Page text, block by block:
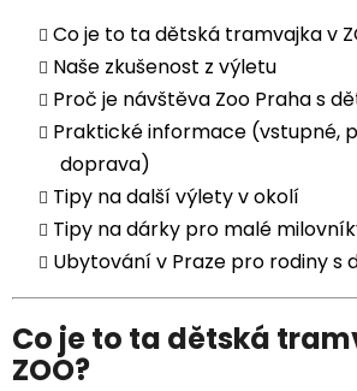
Co je to ta dětská tramvajka v
Naše zkušenost z výletu
Proč je návštěva Zoo Praha s
Praktické informace (vstupné,
doprava)
Tipy na další výlety v okolí
Tipy na dárky pro malé
Ubytování v Praze pro rodiny s
Co je to ta dětská
ZOO?